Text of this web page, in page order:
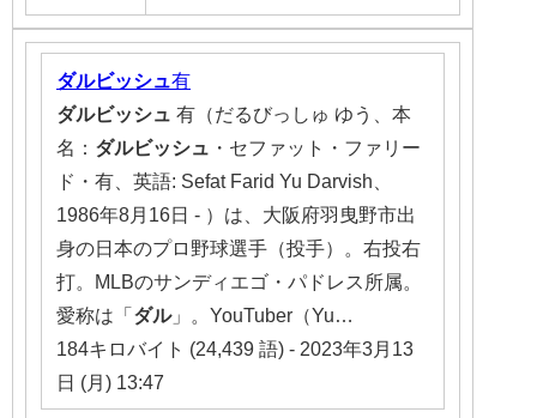
ダルビッシュ 有
ダルビッシュ 有（だるびっしゅ ゆう、本
名： ダルビッシュ
・セファット・ファリー
ド・有、英語: Sefat Farid Yu Darvish、
1986年8月16日 - ）は、大阪府羽曳野市出
身の日本のプロ野球選手（投手）。右投右
打。MLBのサンディエゴ・パドレス所属。
愛称は「 ダル」。YouTuber（Yu…
184キロバイト (24,439 語) - 2023年3月13
日 (月) 13:47